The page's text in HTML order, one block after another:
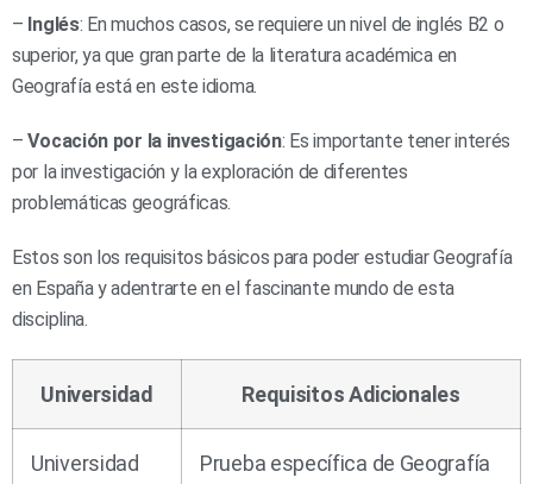
– Inglés: En muchos casos, se requiere un nivel de inglés B2 o
superior, ya que gran parte de la literatura académica en
Geografía está en este idioma.
–Vocación por la investigación: Es importante tener interés
por la investigación y la exploración de diferentes
problemáticas geográficas.
Estos son los requisitos básicos para poder estudiar Geografía
en España y adentrarte en el fascinante mundo de esta
disciplina.
Universidad Requisitos Adicionales
Universidad
Prueba específica de Geografía